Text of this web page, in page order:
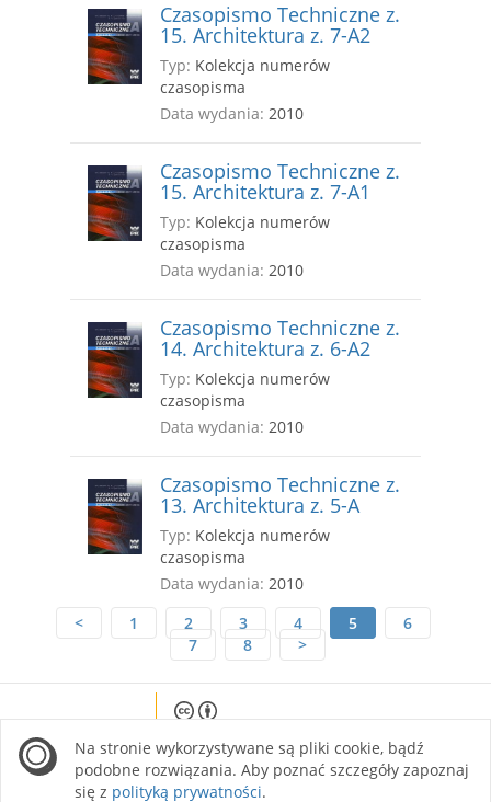
Czasopismo Techniczne z.
15. Architektura z. 7-A2
Typ: Kolekcja numerów
czasopisma
Data wydania: 2010
Czasopismo Techniczne z.
15. Architektura z. 7-A1
Typ: Kolekcja numerów
czasopisma
Data wydania: 2010
Czasopismo Techniczne z.
14. Architektura z. 6-A2
Typ: Kolekcja numerów
czasopisma
Data wydania: 2010
Czasopismo Techniczne z.
13. Architektura z. 5-A
Typ: Kolekcja numerów
czasopisma
Data wydania: 2010
<
1 2 3 4 5
6
7
8 >
site is licensed under a Creative Commons
Attribution 4.0 International license.
Na stronie wykorzystywane są pliki cookie, bądź
podobne rozwiązania. Aby poznać szczegóły zapoznaj
się z polityką prywatności.